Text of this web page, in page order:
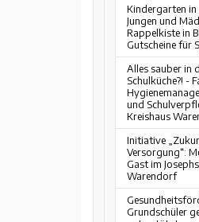
Kindergarten in
Jungen und
Rappelkiste in
Gutscheine für
Alles sauber in
Schulküche?! -
und
Kreishaus
Initiative
Versorgung“:
Gast im
Warendorf
Grundschüler